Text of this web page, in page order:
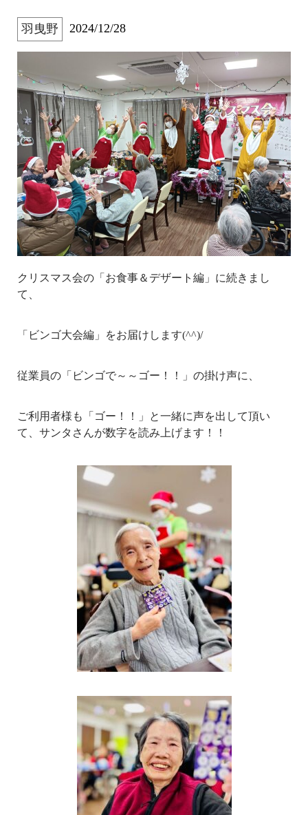
羽曳野 2024/12/28
クリスマス会の「お食事＆デザート編」に続きまし
て、
「ビンゴ大会編」をお届けします(^^)/
従業員の「ビンゴで～～ゴー！！」の掛け声に、
ご利用者様も「ゴー！！」と一緒に声を出して頂い
て、サンタさんが数字を読み上げます！！